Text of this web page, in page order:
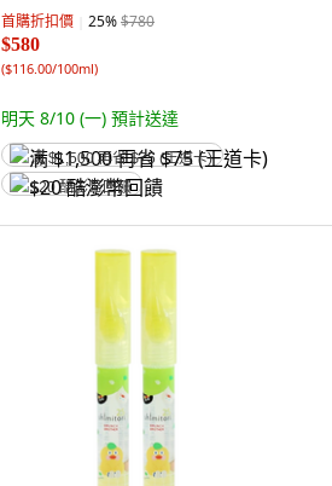
首購折扣價 25%$780
$580
($116.00/100ml)
明天 8/10 (一) 預計送達
满 $1,500 再省 $75 (王道卡)
$20 酷澎幣回饋